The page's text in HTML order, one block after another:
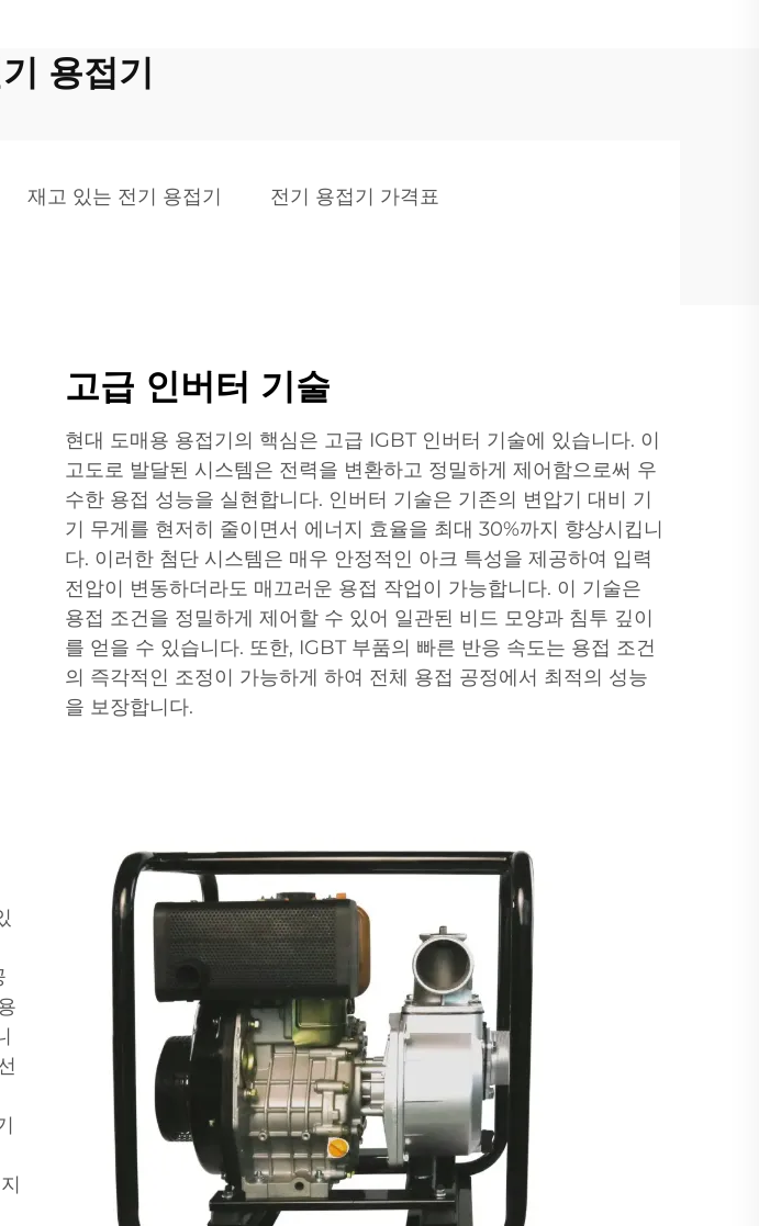
용접기
재고 있는 전기 용접기 전기 용접기 가격표
고급 인버터 기술
현대 도매용 용접기의 핵심은 고급 IGBT 인버터 기술에 있습니다. 이
고도로 발달된 시스템은 전력을 변환하고 정밀하게 제어함으로써 우
수한 용접 성능을 실현합니다. 인버터 기술은 기존의 변압기 대비 기
기 무게를 현저히 줄이면서 에너지 효율을 최대 30%까지 향상시킵니
다. 이러한 첨단 시스템은 매우 안정적인 아크 특성을 제공하여 입력
전압이 변동하더라도 매끄러운 용접 작업이 가능합니다. 이 기술은
용접 조건을 정밀하게 제어할 수 있어 일관된 비드 모양과 침투 깊이
를 얻을 수 있습니다. 또한, IGBT 부품의 빠른 반응 속도는 용접 조건
의 즉각적인 조정이 가능하게 하여 전체 용접 공정에서 최적의 성능
을 보장합니다.